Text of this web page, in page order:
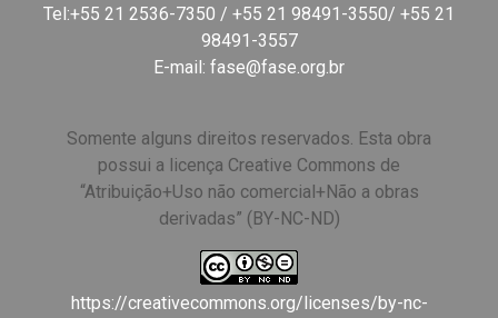
Tel:+55 21 2536-7350 / +55 21 98491-3550/ +55 21
98491-3557
E-mail: fase@fase.org.br
Somente alguns direitos reservados. Esta obra
possui a licença Creative Commons de
“Atribuição+Uso não comercial+Não a obras
derivadas” (BY-NC-ND)
https://creativecommons.org/licenses/by-nc-